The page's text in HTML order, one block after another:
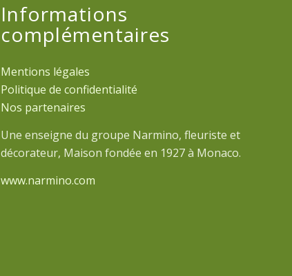
Informations
complémentaires
Mentions légales
Politique de confidentialité
Nos partenaires
Une enseigne du groupe Narmino, fleuriste et
décorateur, Maison fondée en 1927 à Monaco.
www.narmino.com